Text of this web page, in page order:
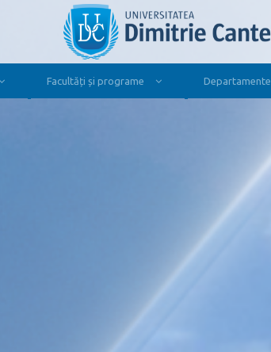
Facultăți și programe Departamente